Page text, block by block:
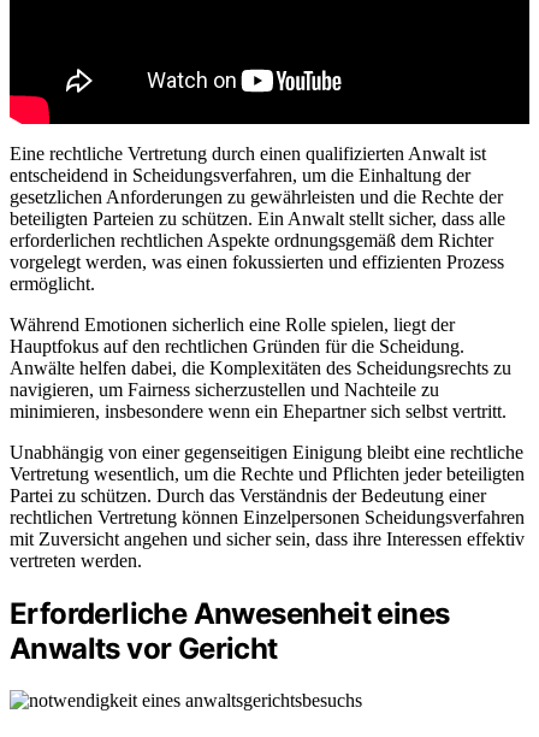
Eine rechtliche Vertretung durch einen qualifizierten Anwalt ist
entscheidend in Scheidungsverfahren, um die Einhaltung der
gesetzlichen Anforderungen zu gewährleisten und die Rechte der
beteiligten Parteien zu schützen. Ein Anwalt stellt sicher, dass alle
erforderlichen rechtlichen Aspekte ordnungsgemäß dem Richter
vorgelegt werden, was einen fokussierten und effizienten Prozess
ermöglicht.
Während Emotionen sicherlich eine Rolle spielen, liegt der
Hauptfokus auf den rechtlichen Gründen für die Scheidung.
Anwälte helfen dabei, die Komplexitäten des Scheidungsrechts zu
navigieren, um Fairness sicherzustellen und Nachteile zu
minimieren, insbesondere wenn ein Ehepartner sich selbst vertritt.
Unabhängig von einer gegenseitigen Einigung bleibt eine rechtliche
Vertretung wesentlich, um die Rechte und Pflichten jeder beteiligten
Partei zu schützen. Durch das Verständnis der Bedeutung einer
rechtlichen Vertretung können Einzelpersonen Scheidungsverfahren
mit Zuversicht angehen und sicher sein, dass ihre Interessen effektiv
vertreten werden.
Erforderliche Anwesenheit eines
Anwalts vor Gericht